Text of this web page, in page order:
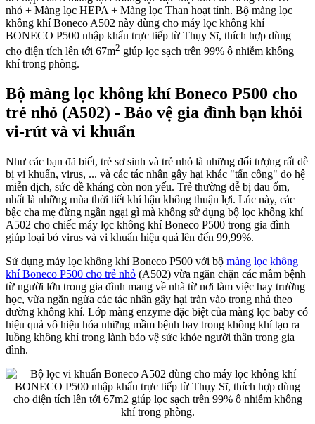
nhỏ + Màng lọc HEPA + Màng lọc Than hoạt tính. Bộ màng lọc
không khí Boneco A502 này dùng cho máy lọc không khí
BONECO P500 nhập khẩu trực tiếp từ Thụy Sĩ, thích hợp dùng
cho diện tích lên tới 67m2 giúp lọc sạch trên 99% ô nhiễm không
khí trong phòng.
Bộ màng lọc không khí Boneco P500 cho
trẻ nhỏ (A502) - Bảo vệ gia đình bạn khỏi
vi-rút và vi khuẩn
Như các bạn đã biết, trẻ sơ sinh và trẻ nhỏ là những đối tượng rất dễ
bị vi khuẩn, virus, ... và các tác nhân gây hại khác "tấn công" do hệ
miễn dịch, sức đề kháng còn non yếu. Trẻ thường dễ bị đau ốm,
nhất là những mùa thời tiết khí hậu không thuận lợi. Lúc này, các
bậc cha mẹ đừng ngần ngại gì mà không sử dụng bộ lọc không khí
A502 cho chiếc máy lọc không khí Boneco P500 trong gia đình
giúp loại bỏ virus và vi khuẩn hiệu quả lên đến 99,99%.
Sử dụng máy lọc không khí Boneco P500 với bộ màng lọc không
khí Boneco P500 cho trẻ nhỏ (A502) vừa ngăn chặn các mầm bệnh
từ người lớn trong gia đình mang về nhà từ nơi làm việc hay trường
học, vừa ngăn ngừa các tác nhân gây hại tràn vào trong nhà theo
đường không khí. Lớp màng enzyme đặc biệt của màng lọc baby có
hiệu quả vô hiệu hóa những mầm bệnh bay trong không khí tạo ra
luồng không khí trong lành bảo vệ sức khỏe người thân trong gia
đình.